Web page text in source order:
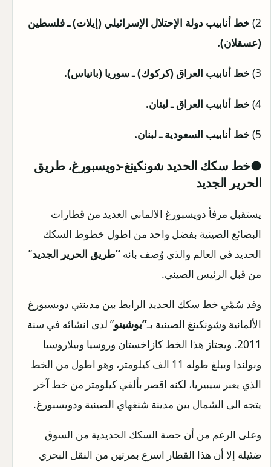
2) خط أنابيب دولة الإحتلال الإسرائيلي (إيلات) ـ فلسطين
(عسقلان).
3) خط أنابيب العراق (كركوك) ـ سوريا (بانياس).
4) خط أنابيب العراق ـ لبنان.
5) خط أنابيب السعودية ـ لبنان.
●خط سكك الحديد شونكينغ-دويسبورغ، طريق
الحرير الجديد
يستقبل مرفأ دويسبورغ الالماني العديد من قطارات
البضائع الصينية بفضل واحد من اطول خطوط السكك
الحديد في العالم والذي وُصف بانه “طريق الحرير الجديد”
من قبل الرئيس الصيني.
وقد سُمّي خط سكك الحديد الرابط بين مدينتي دويسبورغ
الألمانية وشونكينغ الصينية بـ”يوشينو” لدى انشائه في سنة
2011. ويجتاز هذا الخط كازاخستان وروسيا وبيلاروسيا
وبولندا ويبلغ طوله 11 الف كيلومتر، وهو اطول من الخط
الذي يعبر سيبيريا، لكنه اقصر بألفي كيلومتر من خط آخر
يتجه الى الشمال بين مدينة شنغهاي الصينية ودويسبورغ.
وعلى الرغم من أن حصة السكك الحديدية من السوق
ضئيلة إلا أن هذا القطار اسرع بمرتين من النقل البحري